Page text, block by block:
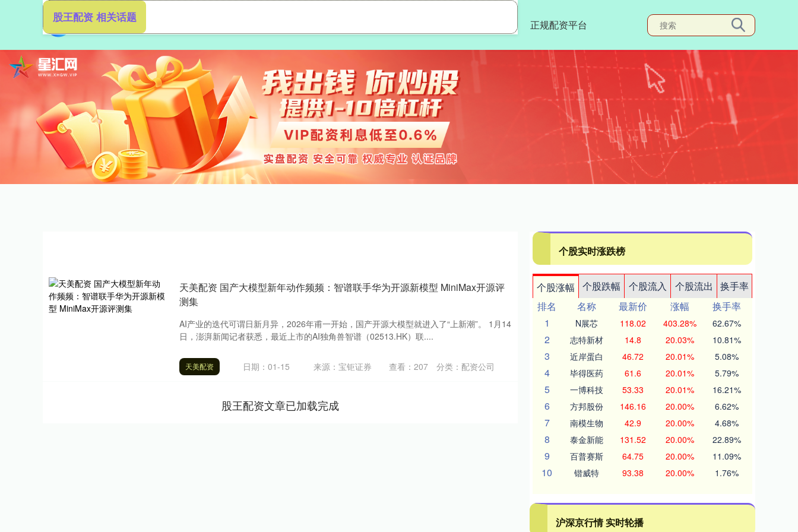
正规配资平台
股王配资 相关话题
天美配资 国产大模型新年动作频频：智谱联手华为开源新模型 MiniMax开源评
测集
AI产业的迭代可谓日新月异，2026年甫一开始，国产开源大模型就进入了“上新潮”。 1月14
日，澎湃新闻记者获悉，最近上市的AI独角兽智谱（02513.HK）联....
天美配资 日期：01-15 来源：宝钜证券 查看： 207 分类： 配资公司
股王配资文章已加载完成
个股实时涨跌榜
个股涨幅 个股跌幅 个股流入 个股流出
换手率
排名
名称 最新价 涨幅
换手率
1
N展芯 118.02 403.28% 62.67%
2 志特新材 14.8 20.03% 10.81%
3 近岸蛋白 46.72 20.01% 5.08%
4 毕得医药 61.6 20.01% 5.79%
5 一博科技 53.33 20.01% 16.21%
6 方邦股份 146.16 20.00% 6.62%
7 南模生物 42.9 20.00% 4.68%
8 泰金新能 131.52 20.00% 22.89%
9 百普赛斯 64.75 20.00% 11.09%
10 锴威特 93.38 20.00% 1.76%
沪深京行情 实时轮播